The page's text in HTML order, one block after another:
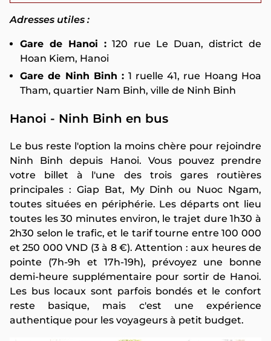
Adresses utiles :
Gare de Hanoi : 120 rue Le Duan, district de
Hoan Kiem, Hanoi
Gare de Ninh Binh : 1 ruelle 41, rue Hoang Hoa
Tham, quartier Nam Binh, ville de Ninh Binh
Hanoi - Ninh Binh en bus
Le bus reste l'option la moins chère pour rejoindre
Ninh Binh depuis Hanoi. Vous pouvez prendre
votre billet à l'une des trois gares routières
principales : Giap Bat, My Dinh ou Nuoc Ngam,
toutes situées en périphérie. Les départs ont lieu
toutes les 30 minutes environ, le trajet dure 1h30 à
2h30 selon le trafic, et le tarif tourne entre 100 000
et 250 000 VND (3 à 8 €). Attention : aux heures de
pointe (7h-9h et 17h-19h), prévoyez une bonne
demi-heure supplémentaire pour sortir de Hanoi.
Les bus locaux sont parfois bondés et le confort
reste basique, mais c'est une expérience
authentique pour les voyageurs à petit budget.